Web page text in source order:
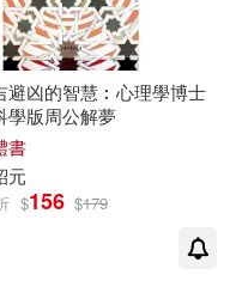
避凶的智慧︰心理學博士
學版周公解夢
書
元
$156 $179